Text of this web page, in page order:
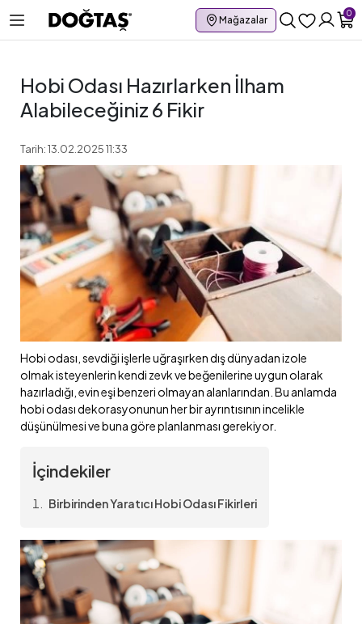
Mağazalar
0
Hobi Odası Hazırlarken İlham
Alabileceğiniz 6 Fikir
Tarih: 13.02.2025 11:33
Hobi odası, sevdiği işlerle uğraşırken dış dünyadan izole
olmak isteyenlerin kendi zevk ve beğenilerine uygun olarak
hazırladığı, evin eşi benzeri olmayan alanlarından. Bu anlamda
hobi odası dekorasyonunun her bir ayrıntısının incelikle
düşünülmesi ve buna göre planlanması gerekiyor.
İçindekiler
Birbirinden Yaratıcı Hobi Odası Fikirleri